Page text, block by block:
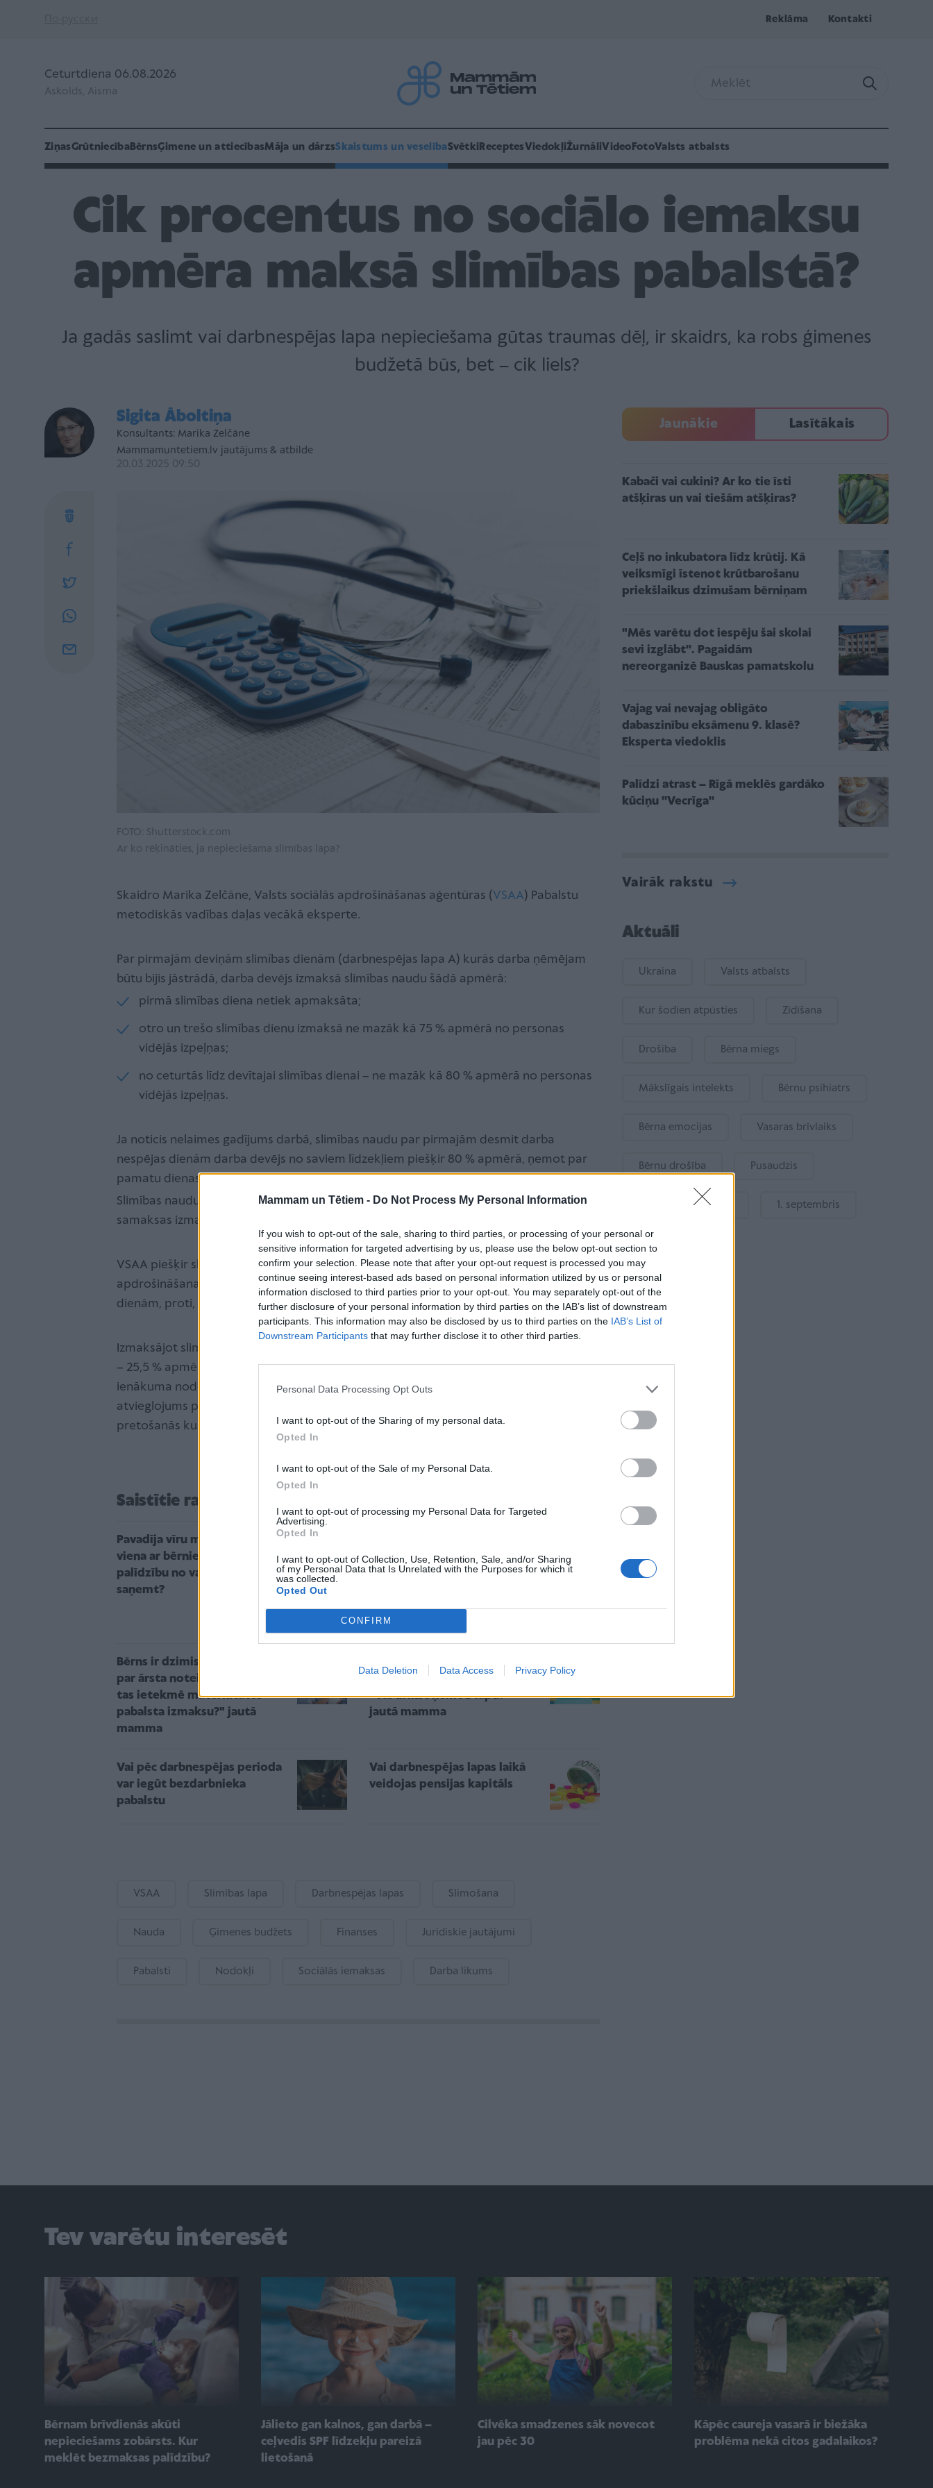
Mammam un Tētiem - Do Not Process My Personal Information
If you wish to opt-out of the sale, sharing to third parties, or processing of your personal or
sensitive information for targeted advertising by us, please use the below opt-out section to
confirm your selection. Please note that after your opt-out request is processed you may
continue seeing interest-based ads based on personal information utilized by us or personal
information disclosed to third parties prior to your opt-out. You may separately opt-out of the
further disclosure of your personal information by third parties on the IAB’s list of downstream
participants. This information may also be disclosed by us to third parties on the IAB’s List of
Downstream Participants that may further disclose it to other third parties.
Personal Data Processing Opt Outs
I want to opt-out of the Sharing of my personal data.
Opted In
I want to opt-out of the Sale of my Personal Data.
Opted In
I want to opt-out of processing my Personal Data for Targeted
Advertising.
Opted In
I want to opt-out of Collection, Use, Retention, Sale, and/or Sharing
of my Personal Data that Is Unrelated with the Purposes for which it
was collected.
Opted Out
CONFIRM
Data Deletion Data Access Privacy Policy
Reklāma Kontakti
Ceturtdiena 06.08.2026
Askolds, Aisma
ZiņasGrūtniecībaBērnsĢimene un attiecībasMāja un dārzsSkaistums un veselībaSvētki ReceptesViedokļiŽurnāliVideo FotoValsts atbalsts
Cik procentus no sociālo iemaksu
apmēra maksā slimības pabalstā?
Ja gadās saslimt vai darbnespējas lapa nepieciešama gūtas traumas dēļ, ir skaidrs, ka robs ģimenes
budžetā būs, bet – cik liels?
Sigita Āboltiņa
Konsultants: Marika Zelčāne
Mammamuntetiem.lv jautājums & atbilde
20.03.2025 09:50
FOTO: Shutterstock.com
Ar ko rēķināties, ja nepieciešama slimības lapa?
Skaidro Marika Zelčāne, Valsts sociālās apdrošināšanas aģentūras (VSAA) Pabalstu
metodiskās vadības daļas vecākā eksperte.
Par pirmajām deviņām slimības dienām (darbnespējas lapa A) kurās darba ņēmējam
būtu bijis jāstrādā, darba devējs izmaksā slimības naudu šādā apmērā:
pirmā slimības diena netiek apmaksāta;
otro un trešo slimības dienu izmaksā ne mazāk kā 75 % apmērā no personas
vidējās izpeļņas;
no ceturtās līdz devītajai slimības dienai – ne mazāk kā 80 % apmērā no personas
vidējās izpeļņas.
Ja noticis nelaimes gadījums darbā, slimības naudu par pirmajām desmit darba
nespējas dienām darba devējs no saviem līdzekļiem piešķir 80 % apmērā, ņemot par
pamatu dienas vidējo izpeļņu.
Slimības naudu izmaksā atbilstoši noteikumiem, kādiDarba likumāparedzēti darba
samaksas izmaksai.
VSAA piešķir slimības pabalstu 80 % apmērā no pabalsta saņēmēja vidējās
apdrošināšanas iemaksu algas pardarbnespējas lapā B norādītajām kalendārajām
dienām, proti, ieskaitot arī brīvdienas un svētku dienas.
Izmaksājot slimības pabalstu, tiek ieturēts iedzīvotāju ienākuma nodoklis (2025. gadā
– 25,5 % apmērā). Tāpat tiek piemērots neapliekamais minimums un arī iedzīvotāju
ienākuma nodokļa atvieglojums par apgādībā esošajām personām vai papildu
atvieglojums personām ar invaliditāti, politiski represētajām personām un nacionālās
pretošanās kustības dalībniekam, ja uz tiem ir tiesības.
Saistītie raksti
Pavadīja vīru mūžībā, palika
viena ar bērniem... Kādu
palīdzību no valsts var
saņemt?
ikmēneša pabalsts viņai ir
satriecoši mazs! “Tas ir
organizācijas vadītāja un
atklāj rīcības plānu
Bērns ir dzimis agrāk vai vēlāk
par ārsta noteikto laiku. "Vai
tas ietekmē maternitātes
pabalsta izmaksu?" jautā
mamma
Bērnam jāapmeklē
rehabilitācijas procedūras.
"Vai drīkst ņemt B lapu?"
jautā mamma
Vai pēc darbnespējas perioda
var iegūt bezdarbnieka
pabalstu
Vai darbnespējas lapas laikā
veidojas pensijas kapitāls
VSAA Slimības lapa Darbnespējas lapas Slimošana
Nauda Ģimenes budžets Finanses Juridiskie jautājumi
Pabalsti Nodokļi Sociālās iemaksas Darba likums
Jaunākie Lasītākais
Kabači vai cukini? Ar ko tie īsti
atšķiras un vai tiešām atšķiras?
Ceļš no inkubatora līdz krūtij. Kā
veiksmīgi īstenot krūtbarošanu
priekšlaikus dzimušam bērniņam
"Mēs varētu dot iespēju šai skolai
sevi izglābt''. Pagaidām
nereorganizē Bauskas pamatskolu
Vajag vai nevajag obligāto
dabaszinību eksāmenu 9. klasē?
Eksperta viedoklis
Palīdzi atrast – Rīgā meklēs gardāko
kūciņu ''Vecrīga''
Vairāk rakstu
Aktuāli
Ukraina Valsts atbalsts
Kur šodien atpūsties Zīdīšana
Drošība Bērna miegs
Mākslīgais intelekts Bērnu psihiatrs
Bērna emocijas Vasaras brīvlaiks
Bērnu drošība Pusaudzis
Gatavošanās skolai 1. septembris
Tev varētu interesēt
Bērnam brīvdienās akūti
nepieciešams zobārsts. Kur
meklēt bezmaksas palīdzību?
Jālieto gan kalnos, gan darbā –
ceļvedis SPF līdzekļu pareizā
lietošanā
Cilvēka smadzenes sāk novecot
jau pēc 30
Kāpēc caureja vasarā ir biežāka
problēma nekā citos gadalaikos?